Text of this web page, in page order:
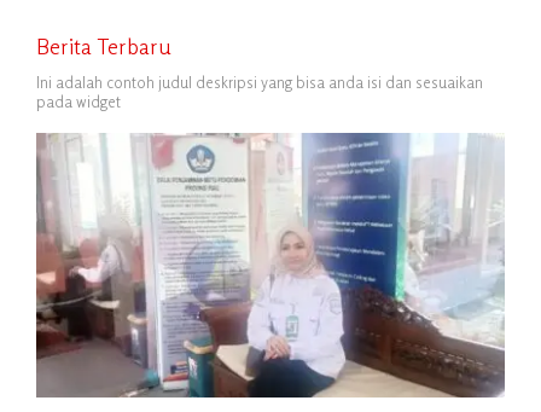
Berita Terbaru
Ini adalah contoh judul deskripsi yang bisa anda isi dan sesuaikan
pada widget